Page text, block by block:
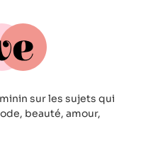
sur les sujets qui
beauté, amour,